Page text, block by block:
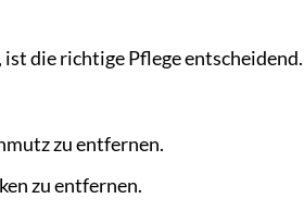
die richtige Pflege
zu entfernen.
zu entfernen.